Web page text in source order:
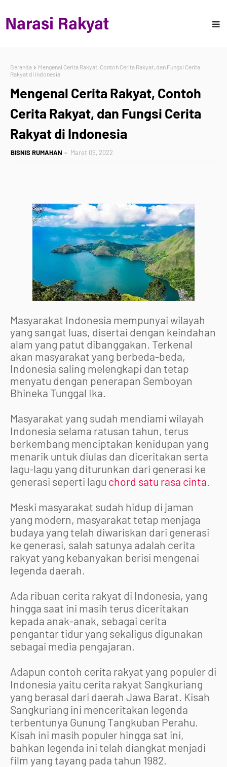
Beranda
Mengenal Cerita Rakyat, Contoh Cerita Rakyat, dan Fungsi Cerita
Rakyat di Indonesia
Mengenal Cerita Rakyat, Contoh
Cerita Rakyat, dan Fungsi Cerita
Rakyat di Indonesia
BISNIS RUMAHAN Maret 09, 2022
Masyarakat Indonesia mempunyai wilayah
yang sangat luas, disertai dengan keindahan
alam yang patut dibanggakan. Terkenal
akan masyarakat yang berbeda-beda,
Indonesia saling melengkapi dan tetap
menyatu dengan penerapan Semboyan
Bhineka Tunggal Ika.
Masyarakat yang sudah mendiami wilayah
Indonesia selama ratusan tahun, terus
berkembang menciptakan kenidupan yang
menarik untuk diulas dan diceritakan serta
lagu-lagu yang diturunkan dari generasi ke
generasi seperti lagu chord satu rasa cinta.
Meski masyarakat sudah hidup di jaman
yang modern, masyarakat tetap menjaga
budaya yang telah diwariskan dari generasi
ke generasi, salah satunya adalah cerita
rakyat yang kebanyakan berisi mengenai
legenda daerah.
Ada ribuan cerita rakyat di Indonesia, yang
hingga saat ini masih terus diceritakan
kepada anak-anak, sebagai cerita
pengantar tidur yang sekaligus digunakan
sebagai media pengajaran.
Adapun contoh cerita rakyat yang populer di
Indonesia yaitu cerita rakyat Sangkuriang
yang berasal dari daerah Jawa Barat. Kisah
Sangkuriang ini menceritakan legenda
terbentunya Gunung Tangkuban Perahu.
Kisah ini masih populer hingga sat ini,
bahkan legenda ini telah diangkat menjadi
film yang tayang pada tahun 1982.